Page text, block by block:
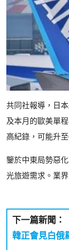
共同社報導，日
及本月的歐美單
高紀錄，可能升
鑒於中東局勢惡
光旅遊需求。業
下一篇新聞：
韓正會見白俄